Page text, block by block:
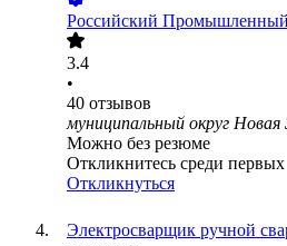
Российский
3.4
•
40 отзывов
муниципальный округ Новая
Можно без резюме
Откликнитесь среди первых
Откликнуться
Электросварщик ручной